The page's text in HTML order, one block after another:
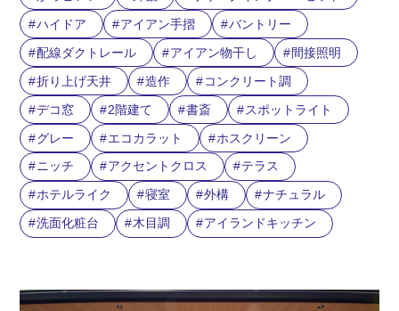
ハイドア
アイアン手摺
バントリー
配線ダクトレール
アイアン物干し
間接照明
折り上げ天井
造作
コンクリート調
デコ窓
2階建て 書斎
スポットライト
グレー
エコカラット
ホスクリーン
ニッチ
アクセントクロス
テラス
ホテルライク
寝室 外構
ナチュラル
洗面化粧台
木目調 アイランドキッチン